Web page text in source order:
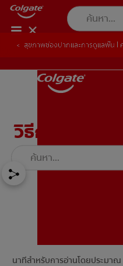
สุขภาพช่องปากและการดูแลฟัน |
วิธีการแปรงฟั
นาทีสำหรับการอ่านโดยประมาณ